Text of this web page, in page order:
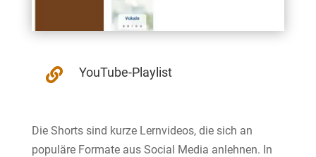
 YouTube-Playlist
Die Shorts sind kurze Lernvideos, die sich an
populäre Formate aus Social Media anlehnen. In